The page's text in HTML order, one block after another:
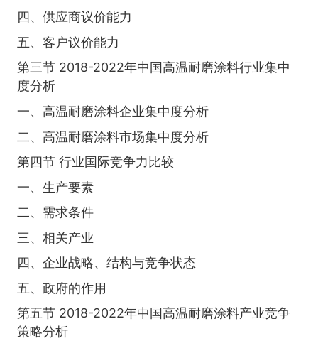
四、供应商议价能力
五、客户议价能力
第三节 2018-2022年中国高温耐磨涂料行业集中
度分析
一、高温耐磨涂料企业集中度分析
二、高温耐磨涂料市场集中度分析
第四节 行业国际竞争力比较
一、生产要素
二、需求条件
三、相关产业
四、企业战略、结构与竞争状态
五、政府的作用
第五节 2018-2022年中国高温耐磨涂料产业竞争
策略分析